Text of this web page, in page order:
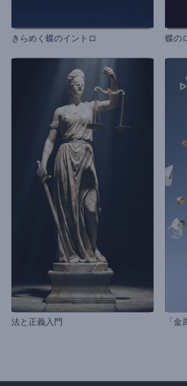
きらめく蝶のイントロ 蝶の
法と正義入門 「